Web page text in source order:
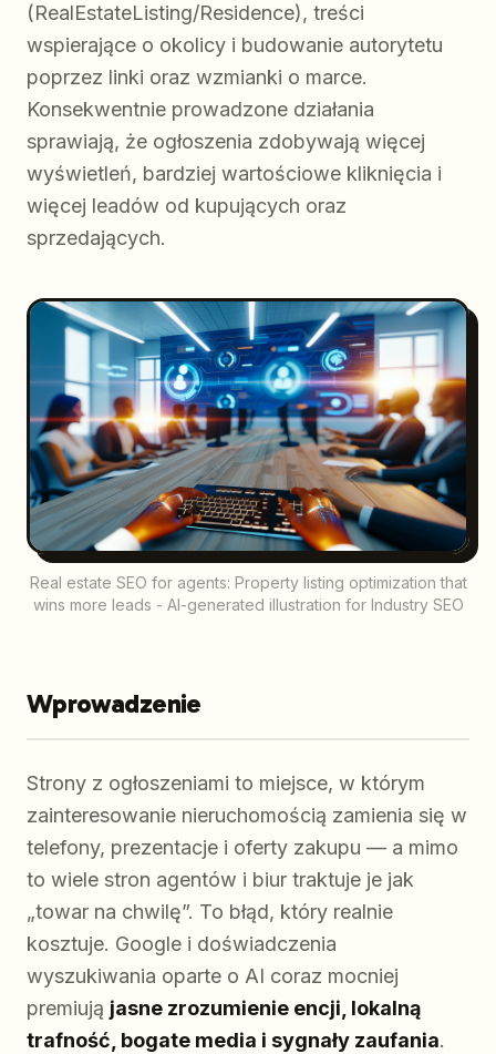
(RealEstateListing/Residence), treści
wspierające o okolicy i budowanie autorytetu
poprzez linki oraz wzmianki o marce.
Konsekwentnie prowadzone działania
sprawiają, że ogłoszenia zdobywają więcej
wyświetleń, bardziej wartościowe kliknięcia i
więcej leadów od kupujących oraz
sprzedających.
Real estate SEO for agents: Property listing optimization that
wins more leads - AI-generated illustration for Industry SEO
Wprowadzenie
Strony z ogłoszeniami to miejsce, w którym
zainteresowanie nieruchomością zamienia się w
telefony, prezentacje i oferty zakupu — a mimo
to wiele stron agentów i biur traktuje je jak
„towar na chwilę”. To błąd, który realnie
kosztuje. Google i doświadczenia
wyszukiwania oparte o AI coraz mocniej
premiują jasne zrozumienie encji, lokalną
trafność, bogate media i sygnały zaufania.